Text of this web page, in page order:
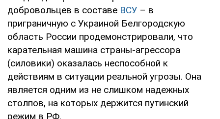
добровольцев в составе ВСУ – в
приграничную с Украиной Белгородскую
область России продемонстрировали, что
карательная машина страны-агрессора
(силовики) оказалась неспособной к
действиям в ситуации реальной угрозы. Она
является одним из не слишком надежных
столпов, на которых держится путинский
режим в РФ.